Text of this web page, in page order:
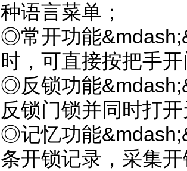
种语言菜单；
◎常开功能
时，可直接按把手
◎反锁功能
反锁门锁并同时打
◎记忆功能
条开锁记录，采集